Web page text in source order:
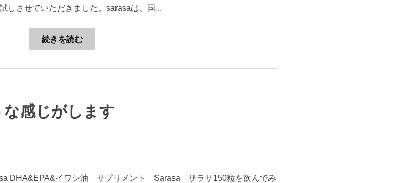
しさせていただきました。sarasaは、国...
続きを読む
感じがします
DHA&EPA&イワシ油 サプリメント Sarasa サラサ150粒を飲んでみ